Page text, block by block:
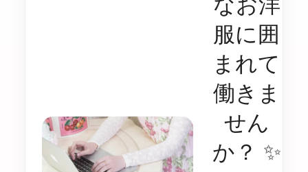
服に囲
まれて
働きま
せん
か？ ✨